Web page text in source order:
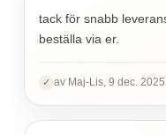
tack för snabb
beställa via er.
✓ av Maj-Lis, 9 dec. 2025